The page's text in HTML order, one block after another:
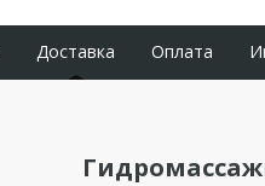
Доставка Оплата